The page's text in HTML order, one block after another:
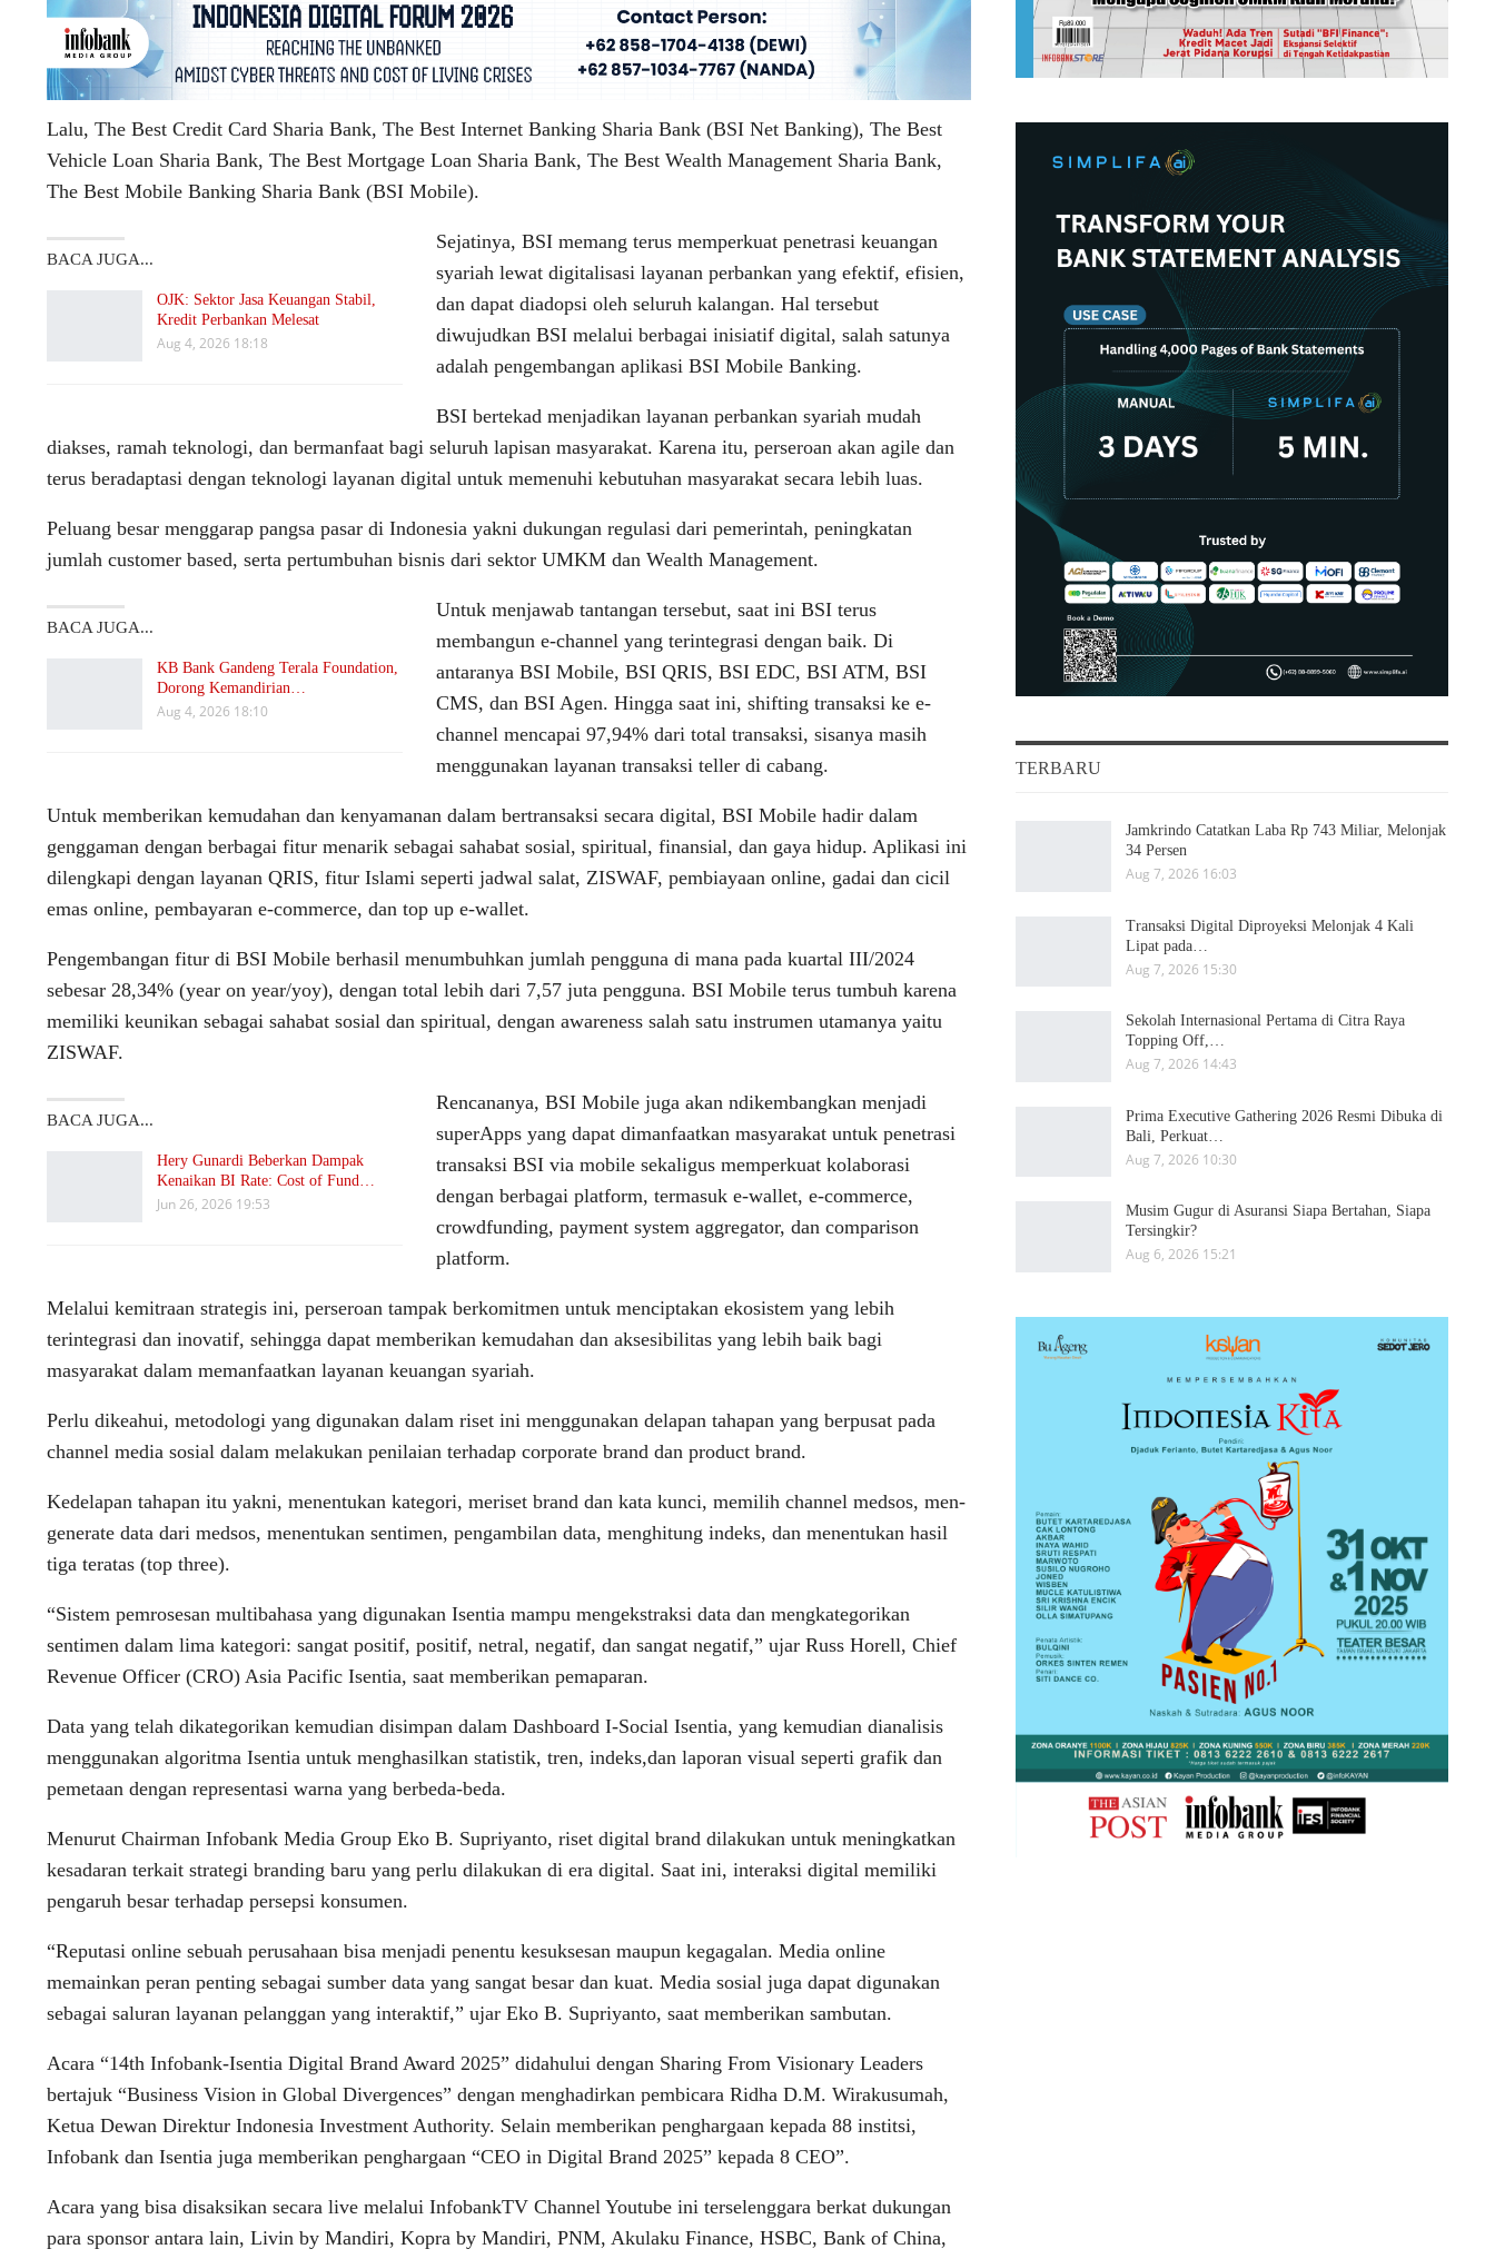
Lalu, The Best Credit Card Sharia Bank, The Best Internet Banking Sharia Bank (BSI Net Banking), The Best
Vehicle Loan Sharia Bank, The Best Mortgage Loan Sharia Bank, The Best Wealth Management Sharia Bank,
The Best Mobile Banking Sharia Bank (BSI Mobile).
BACA JUGA...
OJK: Sektor Jasa Keuangan Stabil,
Kredit Perbankan Melesat
Aug 4, 2026 18:18
Sejatinya, BSI memang terus memperkuat penetrasi keuangan
syariah lewat digitalisasi layanan perbankan yang efektif, efisien,
dan dapat diadopsi oleh seluruh kalangan. Hal tersebut
diwujudkan BSI melalui berbagai inisiatif digital, salah satunya
adalah pengembangan aplikasi BSI Mobile Banking.
BSI bertekad menjadikan layanan perbankan syariah mudah
diakses, ramah teknologi, dan bermanfaat bagi seluruh lapisan masyarakat. Karena itu, perseroan akan agile dan
terus beradaptasi dengan teknologi layanan digital untuk memenuhi kebutuhan masyarakat secara lebih luas.
Peluang besar menggarap pangsa pasar di Indonesia yakni dukungan regulasi dari pemerintah, peningkatan
jumlah customer based, serta pertumbuhan bisnis dari sektor UMKM dan Wealth Management.
BACA JUGA...
KB Bank Gandeng Terala Foundation,
Dorong Kemandirian…
Aug 4, 2026 18:10
Untuk menjawab tantangan tersebut, saat ini BSI terus
membangun e-channel yang terintegrasi dengan baik. Di
antaranya BSI Mobile, BSI QRIS, BSI EDC, BSI ATM, BSI
CMS, dan BSI Agen. Hingga saat ini, shifting transaksi ke e-
channel mencapai 97,94% dari total transaksi, sisanya masih
menggunakan layanan transaksi teller di cabang.
Untuk memberikan kemudahan dan kenyamanan dalam bertransaksi secara digital, BSI Mobile hadir dalam
genggaman dengan berbagai fitur menarik sebagai sahabat sosial, spiritual, finansial, dan gaya hidup. Aplikasi ini
dilengkapi dengan layanan QRIS, fitur Islami seperti jadwal salat, ZISWAF, pembiayaan online, gadai dan cicil
emas online, pembayaran e-commerce, dan top up e-wallet.
Pengembangan fitur di BSI Mobile berhasil menumbuhkan jumlah pengguna di mana pada kuartal III/2024
sebesar 28,34% (year on year/yoy), dengan total lebih dari 7,57 juta pengguna. BSI Mobile terus tumbuh karena
memiliki keunikan sebagai sahabat sosial dan spiritual, dengan awareness salah satu instrumen utamanya yaitu
ZISWAF.
BACA JUGA...
Hery Gunardi Beberkan Dampak
Kenaikan BI Rate: Cost of Fund…
Jun 26, 2026 19:53
Rencananya, BSI Mobile juga akan ndikembangkan menjadi
superApps yang dapat dimanfaatkan masyarakat untuk penetrasi
transaksi BSI via mobile sekaligus memperkuat kolaborasi
dengan berbagai platform, termasuk e-wallet, e-commerce,
crowdfunding, payment system aggregator, dan comparison
platform.
Melalui kemitraan strategis ini, perseroan tampak berkomitmen untuk menciptakan ekosistem yang lebih
terintegrasi dan inovatif, sehingga dapat memberikan kemudahan dan aksesibilitas yang lebih baik bagi
masyarakat dalam memanfaatkan layanan keuangan syariah.
Perlu dikeahui, metodologi yang digunakan dalam riset ini menggunakan delapan tahapan yang berpusat pada
channel media sosial dalam melakukan penilaian terhadap corporate brand dan product brand.
Kedelapan tahapan itu yakni, menentukan kategori, meriset brand dan kata kunci, memilih channel medsos, men-
generate data dari medsos, menentukan sentimen, pengambilan data, menghitung indeks, dan menentukan hasil
tiga teratas (top three).
“Sistem pemrosesan multibahasa yang digunakan Isentia mampu mengekstraksi data dan mengkategorikan
sentimen dalam lima kategori: sangat positif, positif, netral, negatif, dan sangat negatif,” ujar Russ Horell, Chief
Revenue Officer (CRO) Asia Pacific Isentia, saat memberikan pemaparan.
Data yang telah dikategorikan kemudian disimpan dalam Dashboard I-Social Isentia, yang kemudian dianalisis
menggunakan algoritma Isentia untuk menghasilkan statistik, tren, indeks,dan laporan visual seperti grafik dan
pemetaan dengan representasi warna yang berbeda-beda.
Menurut Chairman Infobank Media Group Eko B. Supriyanto, riset digital brand dilakukan untuk meningkatkan
kesadaran terkait strategi branding baru yang perlu dilakukan di era digital. Saat ini, interaksi digital memiliki
pengaruh besar terhadap persepsi konsumen.
“Reputasi online sebuah perusahaan bisa menjadi penentu kesuksesan maupun kegagalan. Media online
memainkan peran penting sebagai sumber data yang sangat besar dan kuat. Media sosial juga dapat digunakan
sebagai saluran layanan pelanggan yang interaktif,” ujar Eko B. Supriyanto, saat memberikan sambutan.
Acara “14th Infobank-Isentia Digital Brand Award 2025” didahului dengan Sharing From Visionary Leaders
bertajuk “Business Vision in Global Divergences” dengan menghadirkan pembicara Ridha D.M. Wirakusumah,
Ketua Dewan Direktur Indonesia Investment Authority. Selain memberikan penghargaan kepada 88 institsi,
Infobank dan Isentia juga memberikan penghargaan “CEO in Digital Brand 2025” kepada 8 CEO”.
Acara yang bisa disaksikan secara live melalui InfobankTV Channel Youtube ini terselenggara berkat dukungan
para sponsor antara lain, Livin by Mandiri, Kopra by Mandiri, PNM, Akulaku Finance, HSBC, Bank of China,
TERBARU
Jamkrindo Catatkan Laba Rp 743 Miliar, Melonjak
34 Persen
Aug 7, 2026 16:03
Transaksi Digital Diproyeksi Melonjak 4 Kali
Lipat pada…
Aug 7, 2026 15:30
Sekolah Internasional Pertama di Citra Raya
Topping Off,…
Aug 7, 2026 14:43
Prima Executive Gathering 2026 Resmi Dibuka di
Bali, Perkuat…
Aug 7, 2026 10:30
Musim Gugur di Asuransi Siapa Bertahan, Siapa
Tersingkir?
Aug 6, 2026 15:21